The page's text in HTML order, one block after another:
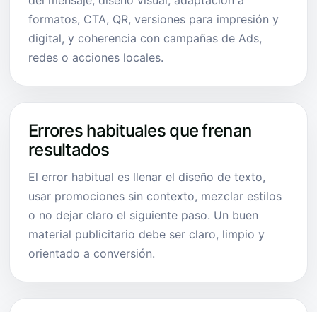
formatos, CTA, QR, versiones para impresión y
digital, y coherencia con campañas de Ads,
redes o acciones locales.
Errores habituales que frenan
resultados
El error habitual es llenar el diseño de texto,
usar promociones sin contexto, mezclar estilos
o no dejar claro el siguiente paso. Un buen
material publicitario debe ser claro, limpio y
orientado a conversión.